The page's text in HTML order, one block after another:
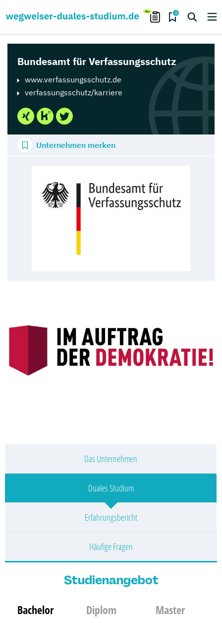
0
Bundesamt für Verfassungsschutz
www.verfassungsschutz.de
verfassungsschutz/karriere
Unternehmen merken
Das Unternehmen
Duales Studium
Erfahrungsbericht
Häufige Fragen
Studienangebot
Bachelor Diplom Master